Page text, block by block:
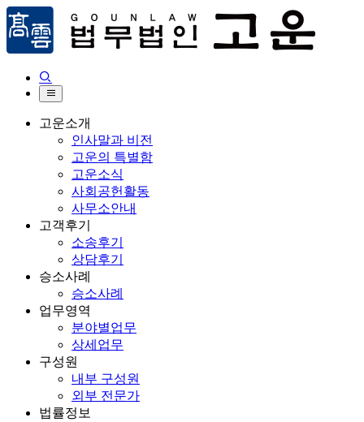


고운소개
인사말과 비전
고운의 특별함
고운소식
사회공헌활동
사무소안내
고객후기
소송후기
상담후기
승소사례
승소사례
업무영역
분야별업무
상세업무
구성원
내부 구성원
외부 전문가
법률정보